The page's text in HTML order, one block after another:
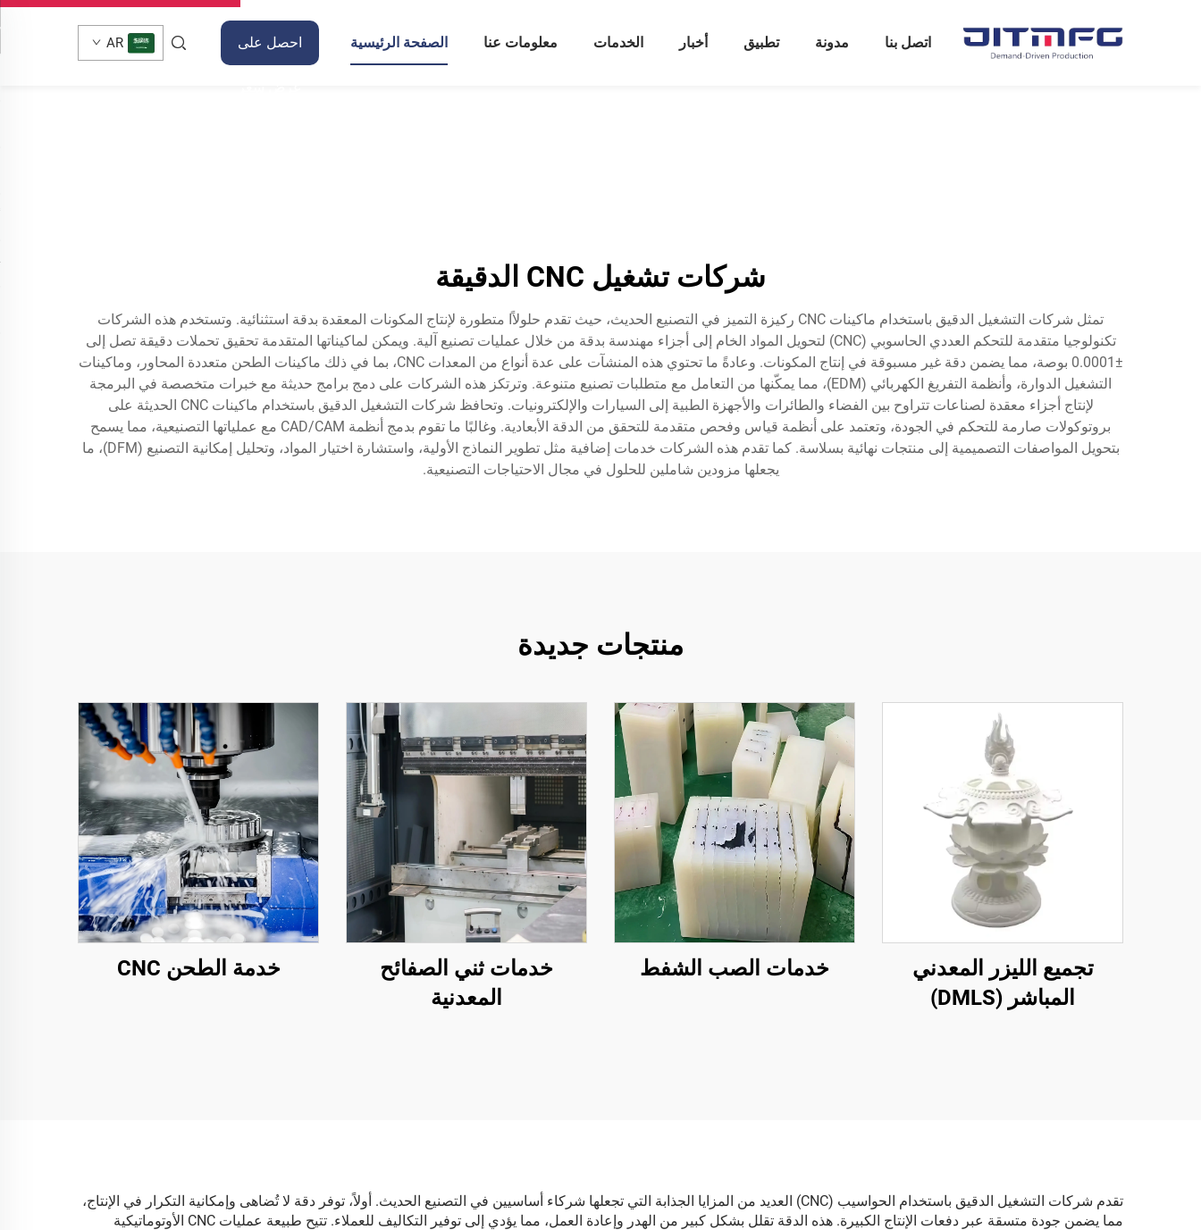
الصفحة الرئيسية معلومات عنا الخدمات أخبار تطبيق مدونة اتصل بنا احصل على AR
شركات تشغيل CNC الدقيقة
تمثل شركات التشغيل الدقيق باستخدام ماكينات CNC ركيزة التميز في التصنيع الحديث، حيث تقدم حلولاًا متطورة لإنتاج المكونات المعقدة بدقة استثنائية. وتستخدم هذه الشركات
تكنولوجيا متقدمة للتحكم العددي الحاسوبي (CNC) لتحويل المواد الخام إلى أجزاء مهندسة بدقة من خلال عمليات تصنيع آلية. ويمكن لماكيناتها المتقدمة تحقيق تحملات دقيقة تصل إلى
±0.0001 بوصة، مما يضمن دقة غير مسبوقة في إنتاج المكونات. وعادةً ما تحتوي هذه المنشآت على عدة أنواع من المعدات CNC، بما في ذلك ماكينات الطحن متعددة المحاور، وماكينات
التشغيل الدوارة، وأنظمة التفريغ الكهربائي (EDM)، مما يمكّنها من التعامل مع متطلبات تصنيع متنوعة. وترتكز هذه الشركات على دمج برامج حديثة مع خبرات متخصصة في البرمجة
لإنتاج أجزاء معقدة لصناعات تتراوح بين الفضاء والطائرات والأجهزة الطبية إلى السيارات والإلكترونيات. وتحافظ شركات التشغيل الدقيق باستخدام ماكينات CNC الحديثة على
بروتوكولات صارمة للتحكم في الجودة، وتعتمد على أنظمة قياس وفحص متقدمة للتحقق من الدقة الأبعادية. وغالبًا ما تقوم بدمج أنظمة CAD/CAM مع عملياتها التصنيعية، مما يسمح
بتحويل المواصفات التصميمية إلى منتجات نهائية بسلاسة. كما تقدم هذه الشركات خدمات إضافية مثل تطوير النماذج الأولية، واستشارة اختيار المواد، وتحليل إمكانية التصنيع (DFM)، ما
يجعلها مزودين شاملين للحلول في مجال الاحتياجات التصنيعية.
منتجات جديدة
تجميع الليزر المعدني
المباشر (DMLS)
خدمات الصب الشفط
خدمات ثني الصفائح
المعدنية
خدمة الطحن CNC
تقدم شركات التشغيل الدقيق باستخدام الحواسيب (CNC) العديد من المزايا الجذابة التي تجعلها شركاء أساسيين في التصنيع الحديث. أولاً، توفر دقة لا تُضاهى وإمكانية التكرار في الإنتاج،
مما يضمن جودة متسقة عبر دفعات الإنتاج الكبيرة. هذه الدقة تقلل بشكل كبير من الهدر وإعادة العمل، مما يؤدي إلى توفير التكاليف للعملاء. تتيح طبيعة عمليات CNC الأوتوماتيكية